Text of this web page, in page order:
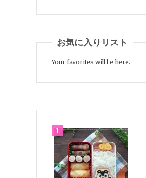
お気に入りリスト
Your favorites will be here.